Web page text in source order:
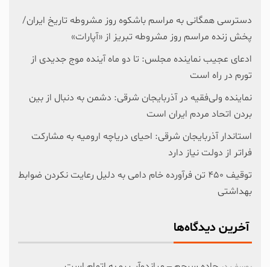
دسترسی همگانی به مراسم باشکوه روز مشروطه تاریخ ایران/
پخش زنده مراسم روز مشروطه تبریز از «آپارات»
ادعای عجیب نماینده مجلس: تا دو ماه آینده موج جدیدی از
تورم در راه است
نماینده ولی‌فقیه در آذربایجان شرقی: دشمن به دنبال از بین
بردن اتحاد مردم ایران است
استاندار آذربایجان شرقی: احیای دریاچه ارومیه به مشارکت
فراتر از دولت نیاز دارد
توقیف ۴۵۰ تن فرآورده خام دامی به دلیل رعایت نکردن ضوابط
بهداشتی
آخرین دیدگاه‌ها